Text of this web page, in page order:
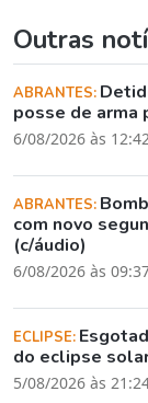
Outras
ABRANTES:
posse de arma
6/08/2026 às
ABRANTES:
com novo
(c/áudio)
6/08/2026 às
ECLIPSE:
do eclipse
5/08/2026 às